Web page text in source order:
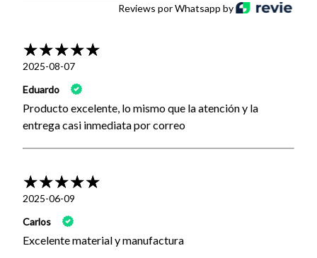
Reviews por Whatsapp by
2025-08-07
Eduardo
Producto excelente, lo mismo que la atención y la
entrega casi inmediata por correo
2025-06-09
Carlos
Excelente material y manufactura